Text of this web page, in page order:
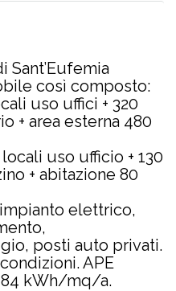
Sant’Eufemia
così composto:
uso uffici + 320
+ area esterna 480
uso ufficio + 130
+ abitazione 80
elettrico,
posti auto privati.
APE
kWh/mq/a.